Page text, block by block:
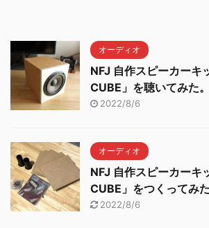
オーディオ
NFJ 自作スピーカーキ
CUBE」を聴いてみた。
2022/8/6
オーディオ
NFJ 自作スピーカーキ
CUBE」をつくってみた
2022/8/6